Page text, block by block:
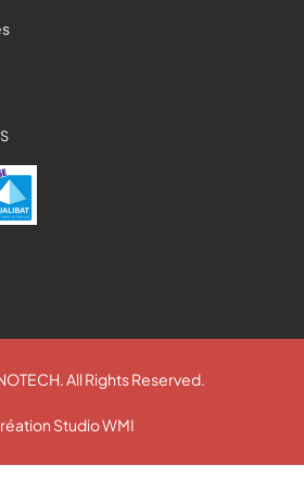
All Rights Reserved.
Studio WMI